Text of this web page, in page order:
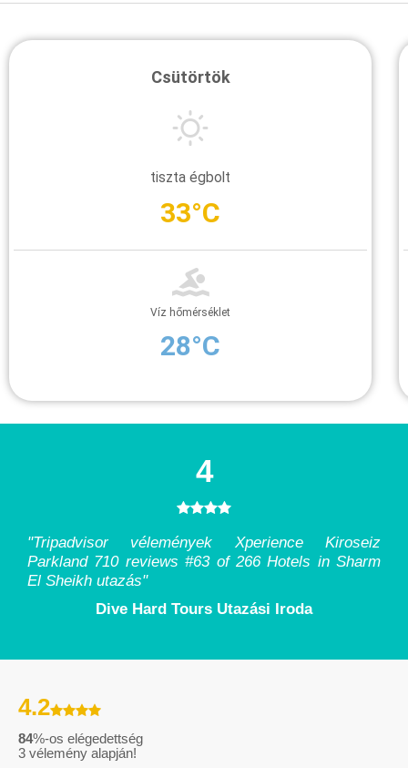
Csütörtök
tiszta égbolt
33°C
Víz hőmérséklet
28°C
4
"Tripadvisor vélemények Xperience Kiroseiz
Parkland 710 reviews #63 of 266 Hotels in Sharm
El Sheikh utazás"
Dive Hard Tours Utazási Iroda
4.2
84%-os elégedettség
3 vélemény alapján!